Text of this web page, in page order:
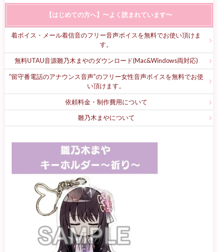
【はじめての方へ】〜よく読まれています〜
着ボイス・メール着信音のフリー音声ボイスを無料でお使い頂けま
す。
無料UTAU音源雛乃木まやのダウンロード(Mac&Windows両対応)
“留守番電話のアナウンス音声”のフリー女性音声ボイスを無料でお使
い頂けます。
依頼料金・制作費用について
雛乃木まやについて